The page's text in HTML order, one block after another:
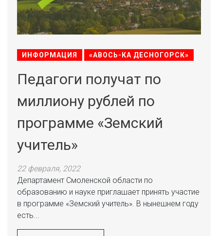
ИНФОРМАЦИЯ «АВОСЬ-КА ДЕСНОГОРСК»
Педагоги получат по
миллиону рублей по
программе «Земский
учитель»
22 февраля, 2022
Департамент Смоленской области по
образованию и науке приглашает принять участие
в программе «Земский учитель». В нынешнем году
есть...